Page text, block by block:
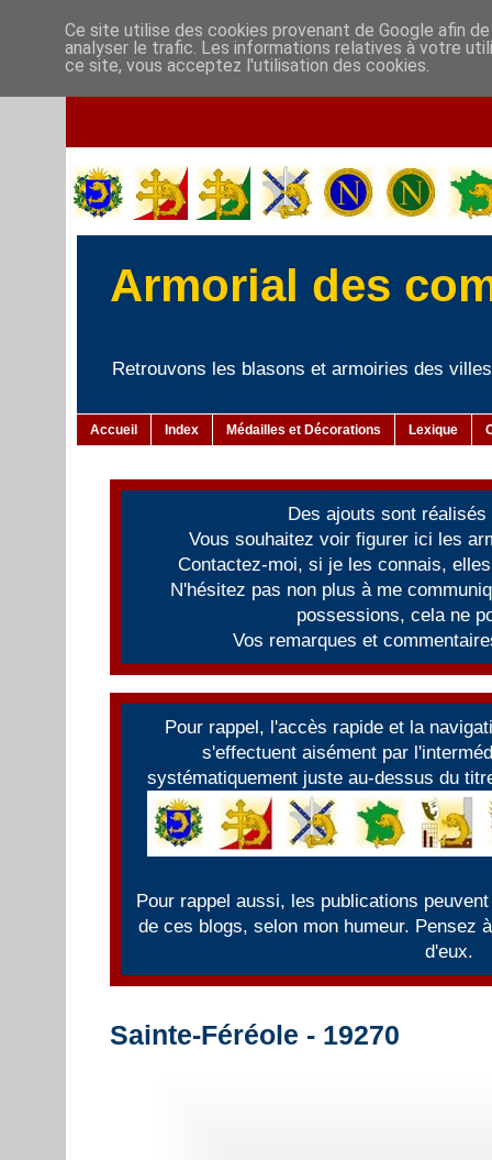
Armorial des
Retrouvons les blasons et armoiries des
Accueil Index Médailles et Décorations Lexique
Des ajouts sont
Vous souhaitez voir figurer ici les
Contactez-moi, si je les connais,
N'hésitez pas non plus à me
possessions, cela ne
Vos remarques et
Pour rappel, l'accès rapide et la
s'effectuent aisément par
systématiquement juste au-dessus du
Pour rappel aussi, les publications
de ces blogs, selon mon humeur. Pensez
d'eux.
Sainte-Féréole - 19270
Ce site utilise des cookies provenant de Google afin
analyser le trafic. Les informations relatives à votre
ce site, vous acceptez l'utilisation des cookies.